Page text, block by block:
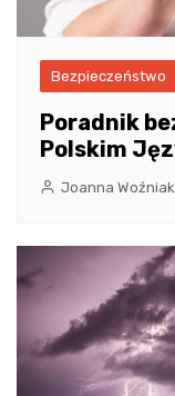
Bezpieczeństwo
Poradnik
Polskim
Joanna Woźniak